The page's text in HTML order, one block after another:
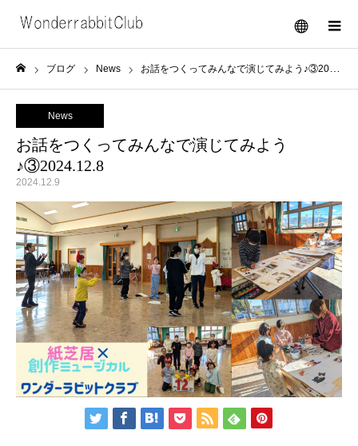
メニュー
ブログ News お話をつくってみんなで演じてみよう♪③2024.12.8
News
お話をつくってみんなで演じてみよう
♪③2024.12.8
2024.12.9